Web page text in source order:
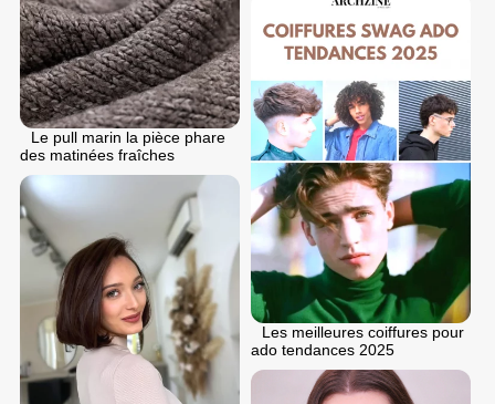
Le pull marin la pièce phare
des matinées fraîches
Les meilleures coiffures pour
ado tendances 2025